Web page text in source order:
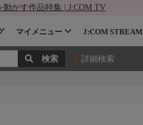
動かす作品特集 | J:COM TV
マイメニュー J:COM STREAM
詳細検索